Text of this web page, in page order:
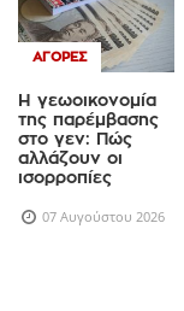
ΑΓΟΡΈΣ
Η γεωοικονομία
της παρέμβασης
στο γεν: Πώς
αλλάζουν οι
ισορροπίες
07 Αυγούστου 2026